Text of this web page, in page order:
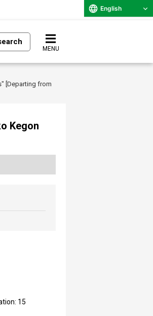
English
MENU
[Departing from
Kegon
15